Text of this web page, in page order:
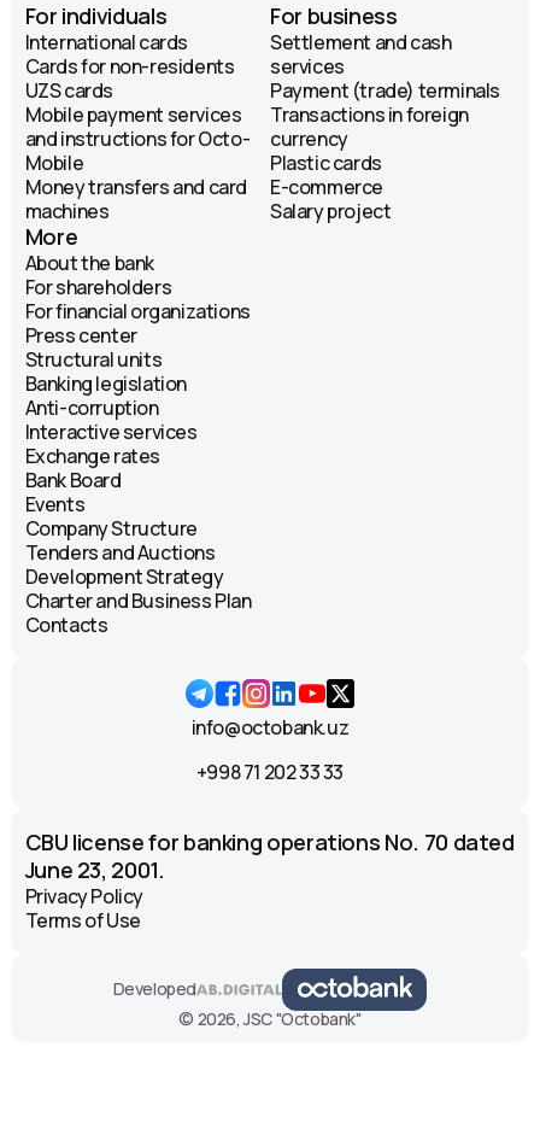
For individuals
International cards
Cards for non-residents
UZS cards
Mobile payment services
and instructions for Octo-
Mobile
Money transfers and card
machines
For business
Settlement and cash
services
Payment (trade) terminals
Transactions in foreign
currency
Plastic cards
E-commerce
Salary project
More
About the bank
For shareholders
For financial organizations
Press center
Structural units
Banking legislation
Anti-corruption
Interactive services
Exchange rates
Bank Board
Events
Company Structure
Tenders and Auctions
Development Strategy
Charter and Business Plan
Contacts
info@octobank.uz
+998 71 202 33 33
CBU license for banking operations No. 70 dated
June 23, 2001.
Privacy Policy
Terms of Use
Developed
© 2026, JSC "Octobank"